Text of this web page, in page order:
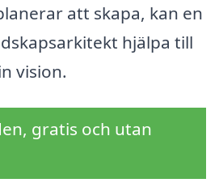
att skapa, kan en
hjälpa till
vision.
gratis och utan